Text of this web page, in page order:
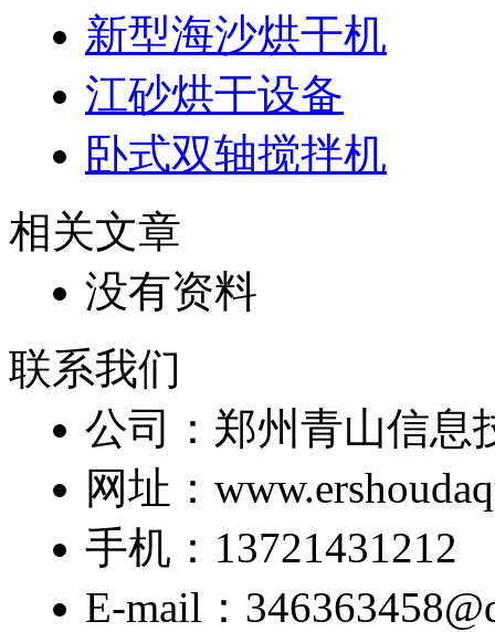
新型海沙烘干机
江砂烘干设备
卧式双轴搅拌机
相关文章
没有资料
联系我们
公司：郑州青山信息
网址：
手机：13721431212
E-mail：